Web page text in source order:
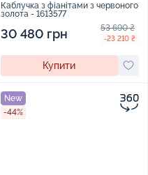
Каблучка з фіанітами з червоного
золота - 1613577
30 480 грн 53 690 ₴
-23 210 ₴
Купити
New
-44%